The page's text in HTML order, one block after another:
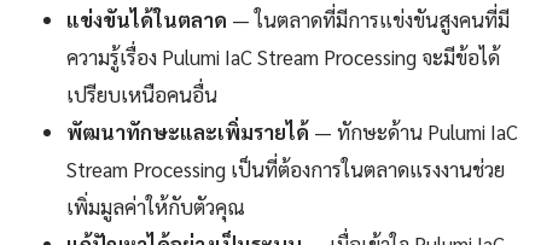
แข่งขันได้ในตลาด — ในตลาดที่มีการแข่งขันสูงคนที่มี
ความรู้เรื่อง Pulumi IaC Stream Processing จะมีข้อได้
เปรียบเหนือคนอื่น
พัฒนาทักษะและเพิ่มรายได้ — ทักษะด้าน Pulumi IaC
Stream Processing เป็นที่ต้องการในตลาดแรงงานช่วย
เพิ่มมูลค่าให้กับตัวคุณ